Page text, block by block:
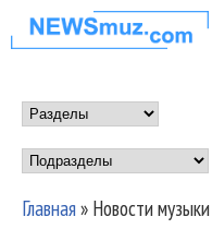
НОВОСТИ
МУЗЫКИ И
ШОУ БИЗНЕСА
NEWSMUZ.COM
Main menu
Главная» Новости музыки